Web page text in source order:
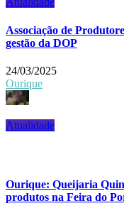
Associação de
gestão da DOP
24/03/2025
Ourique
Atualidade
Ourique: Queijaria
produtos na Feira do